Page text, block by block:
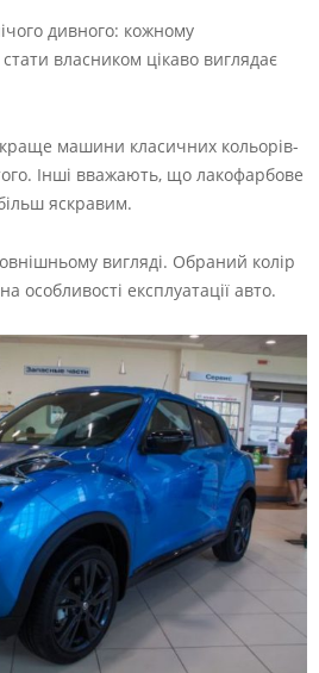
дивного: кожному
власником цікаво виглядає
машини класичних кольорів-
Інші вважають, що лакофарбове
яскравим.
вигляді. Обраний колір
особливості експлуатації авто.